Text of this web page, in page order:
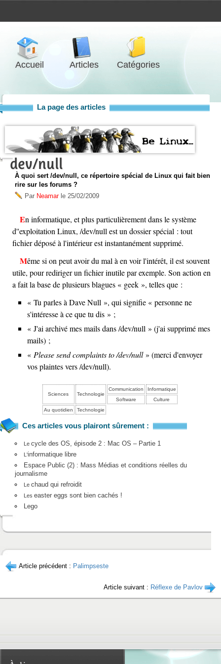
Accueil Articles Catégories
La page des articles
dev/null
À quoi sert /dev/null, ce répertoire spécial de Linux qui fait bien
rire sur les forums ?
Par Neamarle 25/02/2009
En informatique, et plus particulièrement dans le système
d''exploitation Linux, /dev/null est un dossier spécial : tout
fichier déposé à l'intérieur est instantanément supprimé.
Même si on peut avoir du mal à en voir l'intérêt, il est souvent
utile, pour rediriger un fichier inutile par exemple. Son action en
a fait la base de plusieurs blagues « geek », telles que :
« Tu parles à Dave Null », qui signifie « personne ne
s'intéresse à ce que tu dis » ;
« J'ai archivé mes mails dans /dev/null » (j'ai supprimé mes
mails) ;
« Please send complaints to /dev/null» (merci d'envoyer
vos plaintes vers /dev/null).
Sciences Technologie
Communication
Informatique
Software
Culture
Au quotidien
Technologie
Ces articles vous plairont sûrement :
Le cycle des OS, épisode 2 : Mac OS – Partie 1
L'informatique libre
Espace Public (2) : Mass Médias et conditions réelles du
journalisme
Le chaud qui refroidit
Les easter eggs sont bien cachés !
Lego
Article précédent : Palimpseste
Article suivant : Réflexe de Pavlov